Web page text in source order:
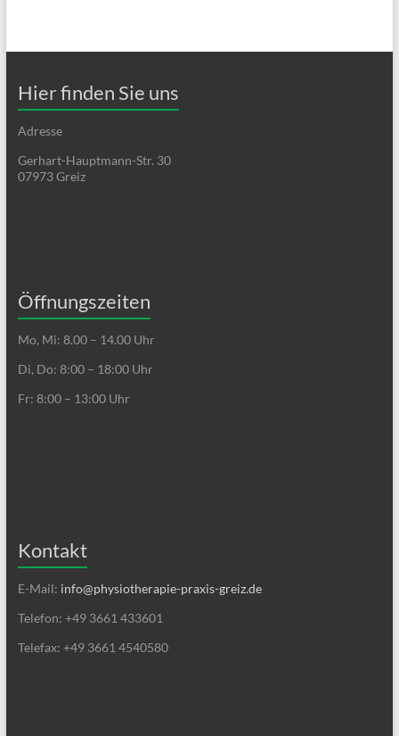
Hier finden Sie uns
Adresse
Gerhart-Hauptmann-Str. 30
07973 Greiz
Öffnungszeiten
Mo, Mi: 8.00 – 14.00 Uhr
Di, Do: 8:00 – 18:00 Uhr
Fr: 8:00 – 13:00 Uhr
Kontakt
E-Mail: info@physiotherapie-praxis-greiz.de
Telefon: +49 3661 433601
Telefax: +49 3661 4540580